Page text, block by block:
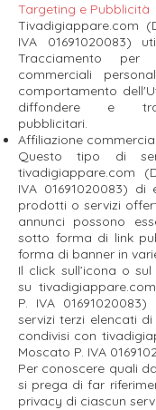
Targeting e Pubblicità
Tivadigiappare.com
IVA 01691020083)
Tracciamento per
commerciali
comportamento
diffondere e
pubblicitari.
Affiliazione
Questo tipo di
tivadigiappare.com
IVA 01691020083) di
prodotti o servizi
annunci possono
sotto forma di link
forma di banner in
Il click sull’icona o
su
P. IVA
servizi terzi elencati
condivisi con
Moscato P. IVA
Per conoscere quali
si prega di far
privacy di ciascun